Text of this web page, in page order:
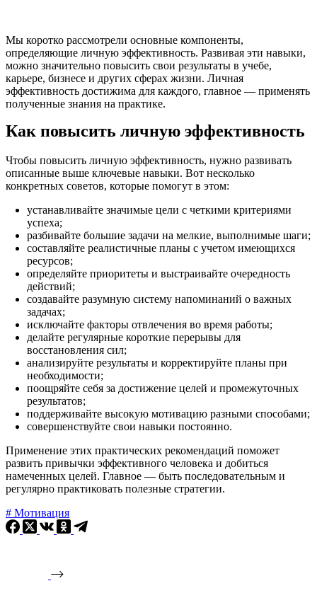
Мы коротко рассмотрели основные компоненты,
определяющие личную эффективность. Развивая эти навыки,
можно значительно повысить свои результаты в учебе,
карьере, бизнесе и других сферах жизни. Личная
эффективность достижима для каждого, главное — применять
полученные знания на практике.
Как повысить личную эффективность
Чтобы повысить личную эффективность, нужно развивать
описанные выше ключевые навыки. Вот несколько
конкретных советов, которые помогут в этом:
устанавливайте значимые цели с четкими критериями
успеха;
разбивайте большие задачи на мелкие, выполнимые шаги;
составляйте реалистичные планы с учетом имеющихся
ресурсов;
определяйте приоритеты и выстраивайте очередность
действий;
создавайте разумную систему напоминаний о важных
задачах;
исключайте факторы отвлечения во время работы;
делайте регулярные короткие перерывы для
восстановления сил;
анализируйте результаты и корректируйте планы при
необходимости;
поощряйте себя за достижение целей и промежуточных
результатов;
поддерживайте высокую мотивацию разными способами;
совершенствуйте свои навыки постоянно.
Применение этих практических рекомендаций поможет
развить привычки эффективного человека и добиться
намеченных целей. Главное — быть последовательным и
регулярно практиковать полезные стратегии.
# Мотивация